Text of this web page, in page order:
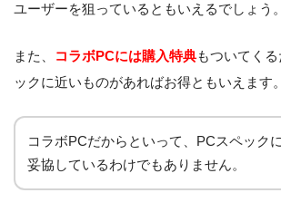
ユーザーを狙っているともいえるでしょう。
また、 コラボPCには購入特典もついてく
ックに近いものがあればお得ともいえます。
コラボPCだからといって、PCスペック
妥協しているわけでもありません。